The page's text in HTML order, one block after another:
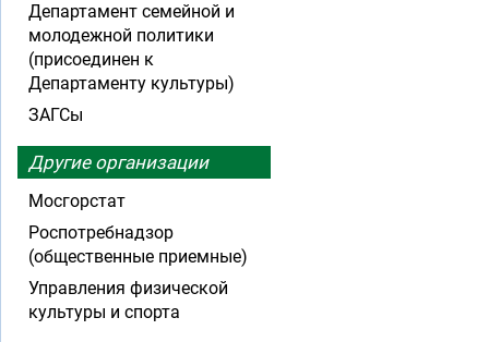
Департамент семейной и
молодежной политики
(присоединен к
Департаменту культуры)
ЗАГСы
Другие организации
Мосгорстат
Роспотребнадзор
(общественные приемные)
Управления физической
культуры и спорта